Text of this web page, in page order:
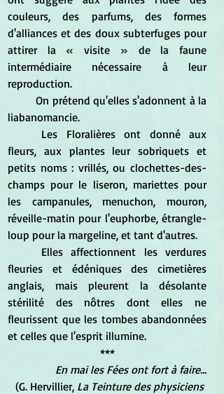
couleurs, des parfums, des formes
d'alliances et des doux subterfuges pour
attirer la « visite » de la faune
intermédiaire nécessaire à leur
reproduction.
	On prétend qu'elles s'adonnent à la
liabanomancie.
fleurs, aux plantes leur sobriquets et
petits noms : vrillés, ou clochettes-des-
champs pour le liseron, mariettes pour
les campanules, menuchon, mouron,
réveille-matin pour l'euphorbe, étrangle-
loup pour la margeline, et tant d'autres.
fleuries et édéniques des cimetières
anglais, mais pleurent la désolante
stérilité des nôtres dont elles ne
fleurissent que les tombes abandonnées
et celles que l'esprit illumine.
***
En mai les Fées ont fort à faire...
(G. Hervillier, La Teinture des physiciens